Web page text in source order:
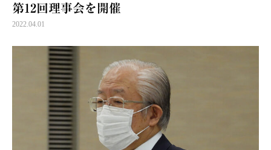
第12回理事会を開催
2022.04.01